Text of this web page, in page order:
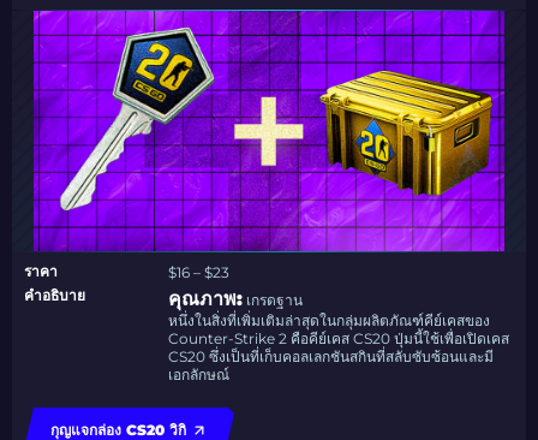
ราคา
$16 – $23
คำอธิบาย
คุณภาพ: เกรดฐาน
หนึ่งในสิ่งที่เพิ่มเติมล่าสุดในกลุ่มผลิตภัณฑ์คีย์เคสของ
Counter-Strike 2 คือคีย์เคส CS20 ปุ่มนี้ใช้เพื่อเปิดเคส
CS20 ซึ่งเป็นที่เก็บคอลเลกชันสกินที่สลับซับซ้อนและมี
เอกลักษณ์
กุญแจกล่อง CS20 วิกิ